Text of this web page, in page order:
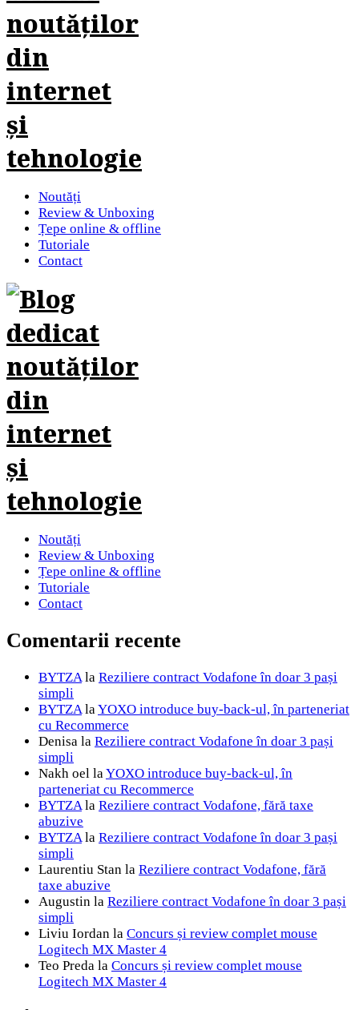
Noutăți
Review & Unboxing
Țepe online & offline
Tutoriale
Contact
Noutăți
Review & Unboxing
Țepe online & offline
Tutoriale
Contact
Comentarii recente
BYTZAla Reziliere contract Vodafone în doar 3 pași
simpli
BYTZAlaYOXO introduce buy-back-ul, în parteneriat
cu Recommerce
Denisa la Reziliere contract Vodafone în doar 3 pași
simpli
Nakh oel laYOXO introduce buy-back-ul, în
parteneriat cu Recommerce
BYTZAla Reziliere contract Vodafone, fără taxe
abuzive
BYTZAla Reziliere contract Vodafone în doar 3 pași
simpli
Laurentiu Stan la Reziliere contract Vodafone, fără
taxe abuzive
Augustin la Reziliere contract Vodafone în doar 3 pași
simpli
Liviu Iordan la Concurs și review complet mouse
Logitech MX Master 4
Teo Preda la Concurs și review complet mouse
Logitech MX Master 4